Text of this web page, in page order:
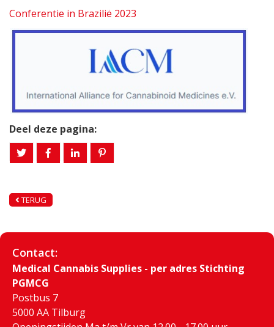
Conferentie in Brazilië 2023
Deel deze pagina:
TERUG
Contact:
Medical Cannabis Supplies - per adres Stichting
PGMCG
Postbus 7
5000 AA Tilburg